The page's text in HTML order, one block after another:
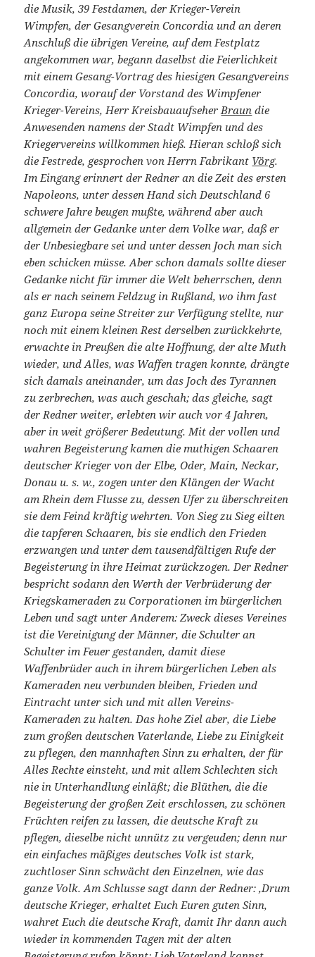
die Musik, 39 Festdamen, der Krieger-Verein
Wimpfen, der Gesangverein Concordia und an deren
Anschluß die übrigen Vereine, auf dem Festplatz
angekommen war, begann daselbst die Feierlichkeit
mit einem Gesang-Vortrag des hiesigen Gesangvereins
Concordia, worauf der Vorstand des Wimpfener
Krieger-Vereins, Herr KreisbauaufseherBraun die
Anwesenden namens der Stadt Wimpfen und des
Kriegervereins willkommen hieß. Hieran schloß sich
die Festrede, gesprochen von Herrn Fabrikant Vörg.
Im Eingang erinnert der Redner an die Zeit des ersten
Napoleons, unter dessen Hand sich Deutschland 6
schwere Jahre beugen mußte, während aber auch
allgemein der Gedanke unter dem Volke war, daß er
der Unbesiegbare sei und unter dessen Joch man sich
eben schicken müsse. Aber schon damals sollte dieser
Gedanke nicht für immer die Welt beherrschen, denn
als er nach seinem Feldzug in Rußland, wo ihm fast
ganz Europa seine Streiter zur Verfügung stellte, nur
noch mit einem kleinen Rest derselben zurückkehrte,
erwachte in Preußen die alte Hoffnung, der alte Muth
wieder, und Alles, was Waffen tragen konnte, drängte
sich damals aneinander, um das Joch des Tyrannen
zu zerbrechen, was auch geschah; das gleiche, sagt
der Redner weiter, erlebten wir auch vor 4 Jahren,
aber in weit größerer Bedeutung. Mit der vollen und
wahren Begeisterung kamen die muthigen Schaaren
deutscher Krieger von der Elbe, Oder, Main, Neckar,
Donau u. s. w., zogen unter den Klängen der Wacht
am Rhein dem Flusse zu, dessen Ufer zu überschreiten
sie dem Feind kräftig wehrten. Von Sieg zu Sieg eilten
die tapferen Schaaren, bis sie endlich den Frieden
erzwangen und unter dem tausendfältigen Rufe der
Begeisterung in ihre Heimat zurückzogen. Der Redner
bespricht sodann den Werth der Verbrüderung der
Kriegskameraden zu Corporationen im bürgerlichen
Leben und sagt unter Anderem: Zweck dieses Vereines
ist die Vereinigung der Männer, die Schulter an
Schulter im Feuer gestanden, damit diese
Waffenbrüder auch in ihrem bürgerlichen Leben als
Kameraden neu verbunden bleiben, Frieden und
Eintracht unter sich und mit allen Vereins-
Kameraden zu halten. Das hohe Ziel aber, die Liebe
zum großen deutschen Vaterlande, Liebe zu Einigkeit
zu pflegen, den mannhaften Sinn zu erhalten, der für
Alles Rechte einsteht, und mit allem Schlechten sich
nie in Unterhandlung einläßt; die Blüthen, die die
Begeisterung der großen Zeit erschlossen, zu schönen
Früchten reifen zu lassen, die deutsche Kraft zu
pflegen, dieselbe nicht unnütz zu vergeuden; denn nur
ein einfaches mäßiges deutsches Volk ist stark,
zuchtloser Sinn schwächt den Einzelnen, wie das
ganze Volk. Am Schlusse sagt dann der Redner: ‚Drum
deutsche Krieger, erhaltet Euch Euren guten Sinn,
wahret Euch die deutsche Kraft, damit Ihr dann auch
wieder in kommenden Tagen mit der alten